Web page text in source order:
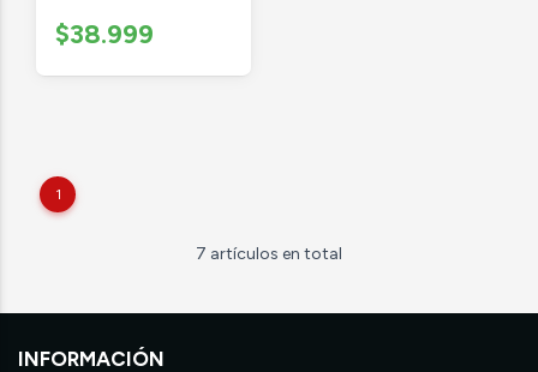
$38.999
1
7 artículos en total
INFORMACIÓN